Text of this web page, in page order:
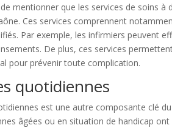
mentionner que les services de soins
Ces services comprennent
Par exemple, les infirmiers peuvent
De plus, ces services
pour prévenir toute complication.
quotidiennes
est une autre composante clé
âgées ou en situation de handicap